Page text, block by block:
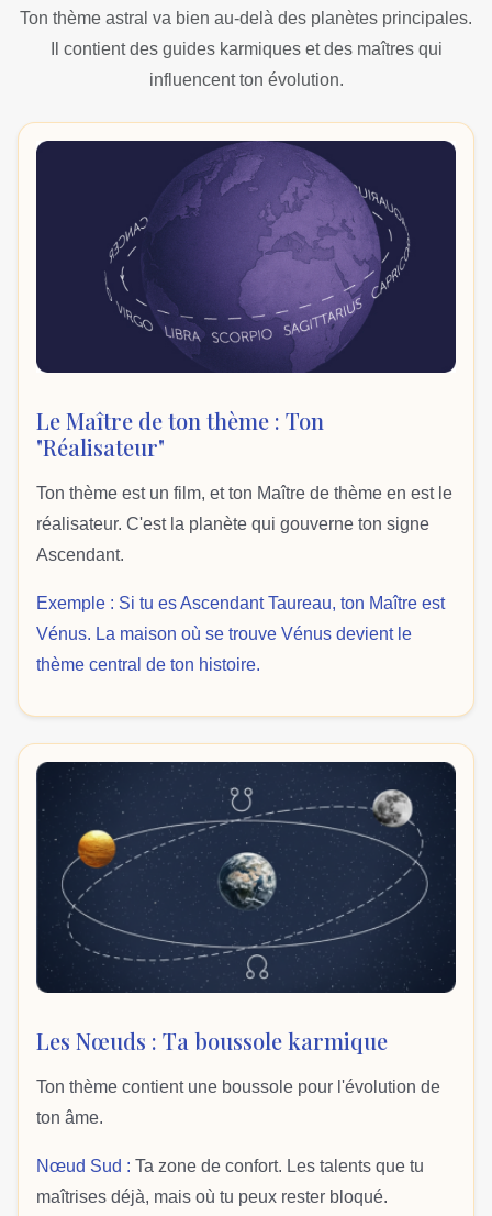
Ton thème astral va bien au-delà des planètes principales.
Il contient des guides karmiques et des maîtres qui
influencent ton évolution.
Le Maître de ton thème : Ton
"Réalisateur"
Ton thème est un film, et ton Maître de thème en est le
réalisateur. C'est la planète qui gouverne ton signe
Ascendant.
Exemple : Si tu es Ascendant Taureau, ton Maître est
Vénus. La maison où se trouve Vénus devient le
thème central de ton histoire.
Les Nœuds : Ta boussole karmique
Ton thème contient une boussole pour l'évolution de
ton âme.
Nœud Sud : Ta zone de confort. Les talents que tu
maîtrises déjà, mais où tu peux rester bloqué.